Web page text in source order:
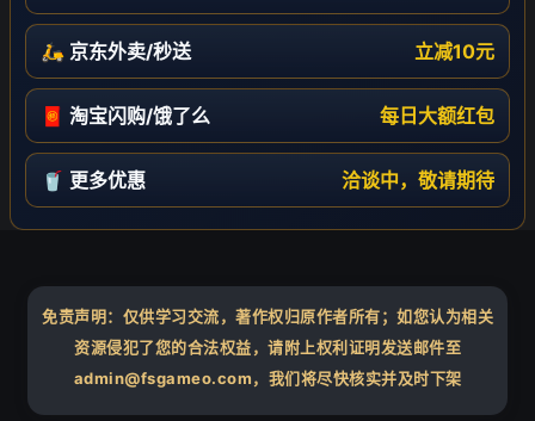
🛵 京东外卖/秒送 立减10元
🧧 淘宝闪购/饿了么 每日大额红包
🥤 更多优惠 洽谈中，敬请期待
免责声明：仅供学习交流，著作权归原作者所有；如您认为相关
资源侵犯了您的合法权益，请附上权利证明发送邮件至
admin@fsgameo.com，我们将尽快核实并及时下架